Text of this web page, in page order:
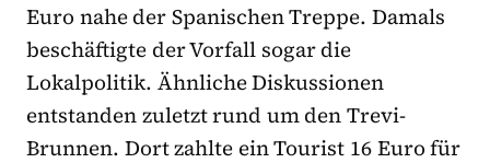
Euro nahe der Spanischen Treppe. Damals
beschäftigte der Vorfall sogar die
Lokalpolitik. Ähnliche Diskussionen
entstanden zuletzt rund um den Trevi-
Brunnen. Dort zahlte ein Tourist 16 Euro für